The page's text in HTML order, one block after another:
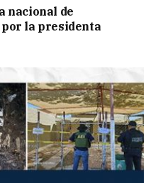
nacional de
la presidenta